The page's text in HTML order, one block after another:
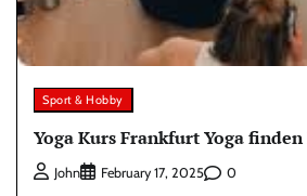
Sport & Hobby
Yoga Kurs Frankfurt Yoga
John February 17, 2025 0